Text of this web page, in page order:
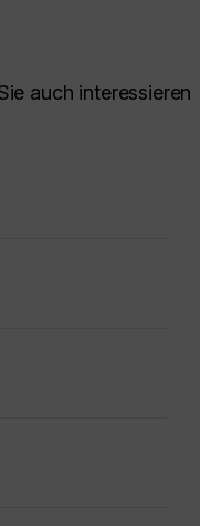
auch interessieren